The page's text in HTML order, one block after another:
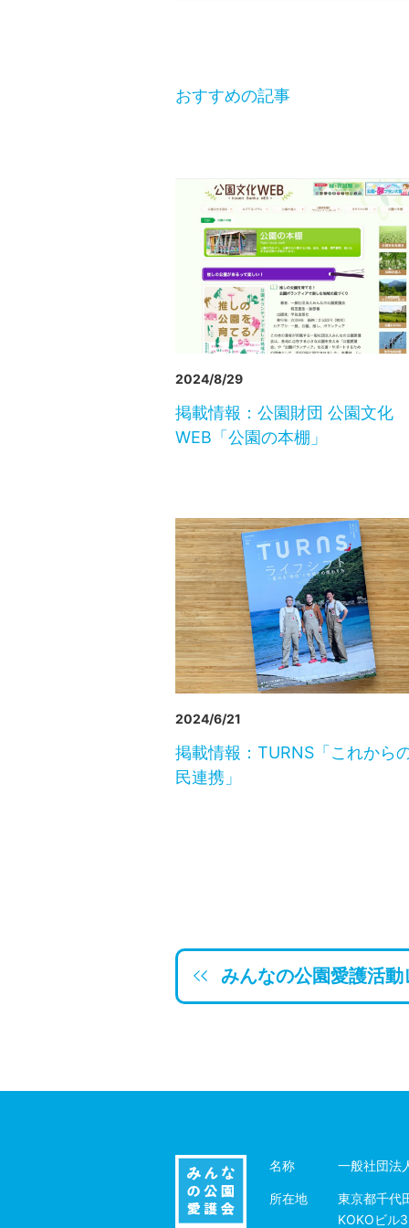
おすすめの記事
2024/8/29
掲載情報：公園財団 公園文化
WEB「公園の本棚」
2024/6/21
掲載情報：TURNS「これから
民連携」
みんなの公園愛護活
名称 一般社団法
所在地
東京都千代
KOKOビル